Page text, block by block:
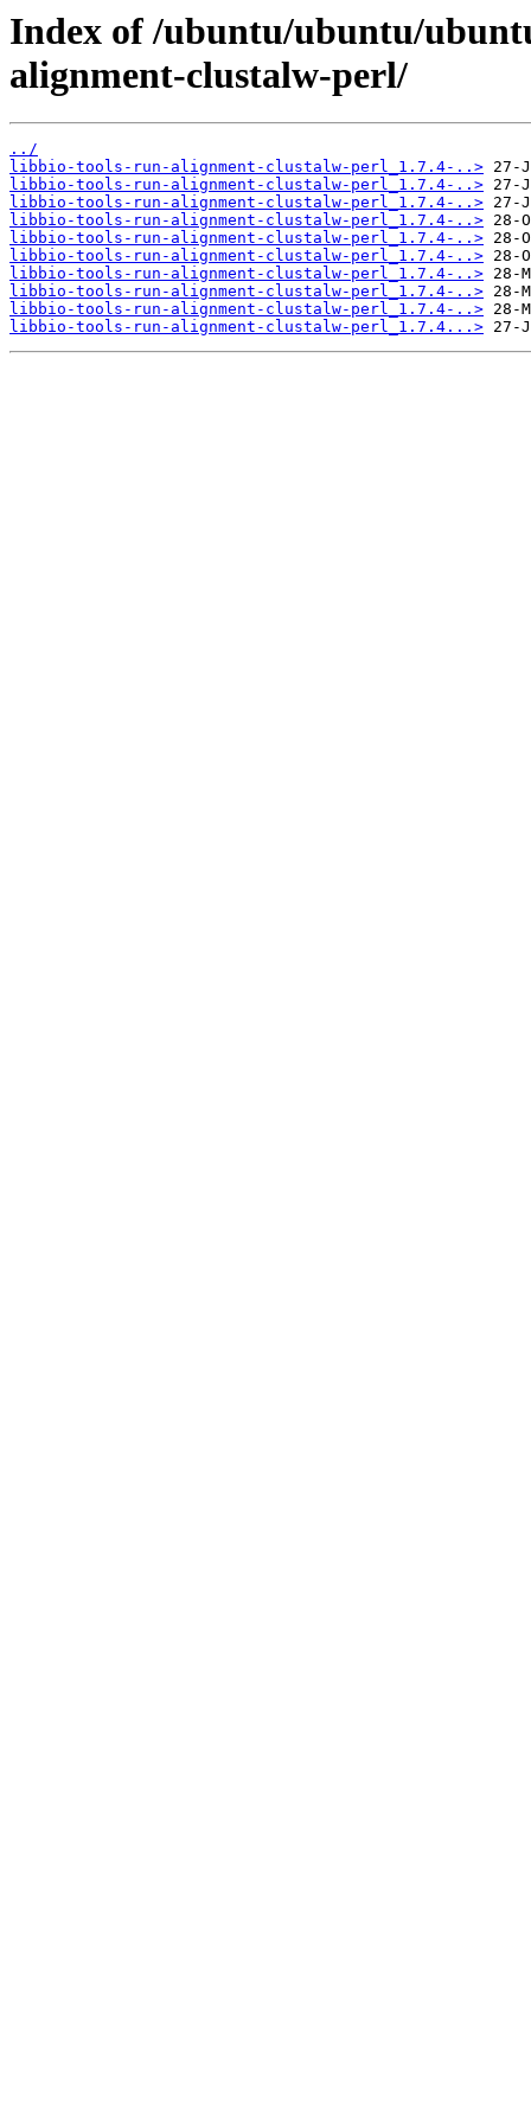
Index of /ubuntu/ubuntu/
alignment-clustalw-perl/
../
libbio-tools-run-alignment-clustalw-perl_1.7.4-..>
libbio-tools-run-alignment-clustalw-perl_1.7.4-..>
libbio-tools-run-alignment-clustalw-perl_1.7.4-..>
libbio-tools-run-alignment-clustalw-perl_1.7.4-..>
libbio-tools-run-alignment-clustalw-perl_1.7.4-..>
libbio-tools-run-alignment-clustalw-perl_1.7.4-..>
libbio-tools-run-alignment-clustalw-perl_1.7.4-..>
libbio-tools-run-alignment-clustalw-perl_1.7.4-..>
libbio-tools-run-alignment-clustalw-perl_1.7.4-..>
libbio-tools-run-alignment-clustalw-perl_1.7.4...>